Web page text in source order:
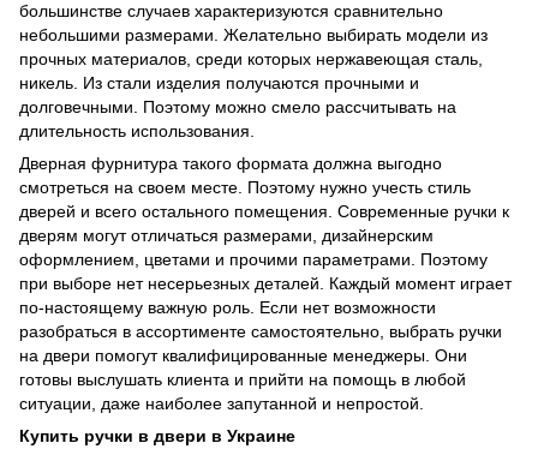
большинстве случаев характеризуются сравнительно
небольшими размерами. Желательно выбирать модели из
прочных материалов, среди которых нержавеющая сталь,
никель. Из стали изделия получаются прочными и
долговечными. Поэтому можно смело рассчитывать на
длительность использования.
Дверная фурнитура такого формата должна выгодно
смотреться на своем месте. Поэтому нужно учесть стиль
дверей и всего остального помещения. Современные ручки к
дверям могут отличаться размерами, дизайнерским
оформлением, цветами и прочими параметрами. Поэтому
при выборе нет несерьезных деталей. Каждый момент играет
по-настоящему важную роль. Если нет возможности
разобраться в ассортименте самостоятельно, выбрать ручки
на двери помогут квалифицированные менеджеры. Они
готовы выслушать клиента и прийти на помощь в любой
ситуации, даже наиболее запутанной и непростой.
Купить ручки в двери в Украине